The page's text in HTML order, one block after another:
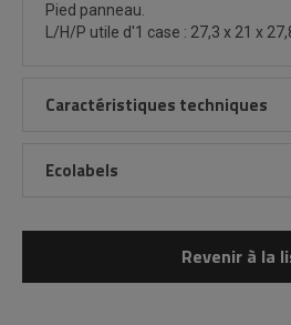
Pied panneau.
L/H/P utile d'1 case : 27,3 x 21 x
Caractéristiques techniques
Ecolabels
Revenir à la